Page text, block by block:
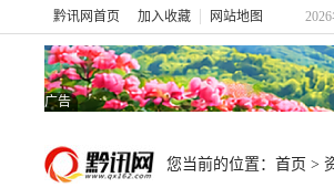
黔讯网首页 加入收藏 网站地图
广告
您当前的位置： 首页 >